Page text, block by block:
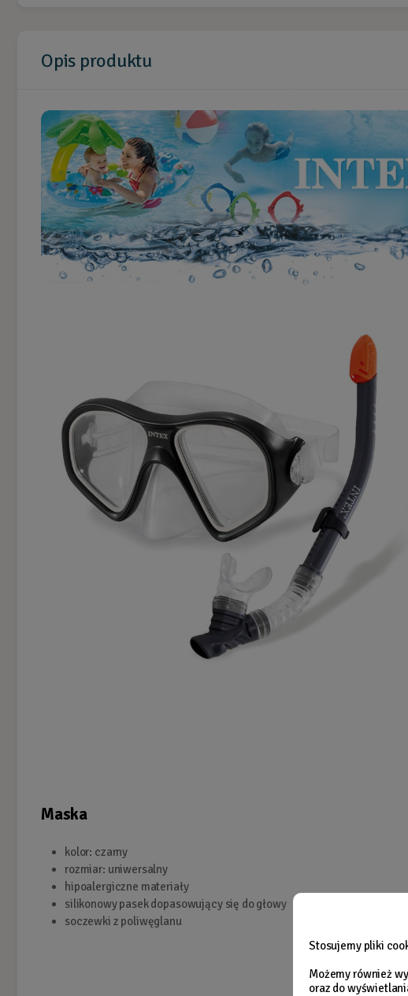
Opis produktu
Maska
kolor: czarny
rozmiar: uniwersalny
hipoalergiczne materiały
silikonowy pasek dopasowujący się do głowy
soczewki z poliwęglanu
Stosujemy pliki
Możemy również
oraz do